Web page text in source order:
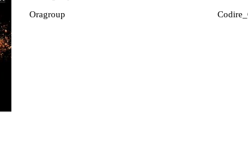
Oragroup